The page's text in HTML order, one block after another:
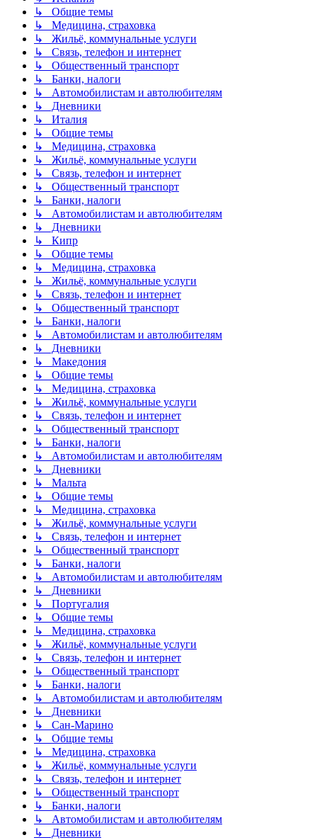
↳ Общие темы
↳ Медицина, страховка
↳ Жильё, коммунальные услуги
↳ Связь, телефон и интернет
↳ Общественный транспорт
↳ Банки, налоги
↳ Автомобилистам и автолюбителям
↳ Дневники
↳ Италия
↳ Общие темы
↳ Медицина, страховка
↳ Жильё, коммунальные услуги
↳ Связь, телефон и интернет
↳ Общественный транспорт
↳ Банки, налоги
↳ Автомобилистам и автолюбителям
↳ Дневники
↳ Кипр
↳ Общие темы
↳ Медицина, страховка
↳ Жильё, коммунальные услуги
↳ Связь, телефон и интернет
↳ Общественный транспорт
↳ Банки, налоги
↳ Автомобилистам и автолюбителям
↳ Дневники
↳ Македония
↳ Общие темы
↳ Медицина, страховка
↳ Жильё, коммунальные услуги
↳ Связь, телефон и интернет
↳ Общественный транспорт
↳ Банки, налоги
↳ Автомобилистам и автолюбителям
↳ Дневники
↳ Мальта
↳ Общие темы
↳ Медицина, страховка
↳ Жильё, коммунальные услуги
↳ Связь, телефон и интернет
↳ Общественный транспорт
↳ Банки, налоги
↳ Автомобилистам и автолюбителям
↳ Дневники
↳ Португалия
↳ Общие темы
↳ Медицина, страховка
↳ Жильё, коммунальные услуги
↳ Связь, телефон и интернет
↳ Общественный транспорт
↳ Банки, налоги
↳ Автомобилистам и автолюбителям
↳ Дневники
↳ Сан-Марино
↳ Общие темы
↳ Медицина, страховка
↳ Жильё, коммунальные услуги
↳ Связь, телефон и интернет
↳ Общественный транспорт
↳ Банки, налоги
↳ Автомобилистам и автолюбителям
↳ Дневники